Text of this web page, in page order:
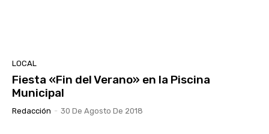
LOCAL
Fiesta «Fin del Verano» en la Piscina
Municipal
Redacción - 30 De Agosto De 2018